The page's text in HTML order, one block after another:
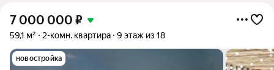
7 000 000 ₽
59,1 м² 2-комн. квартира 9 этаж из 18
новостройка